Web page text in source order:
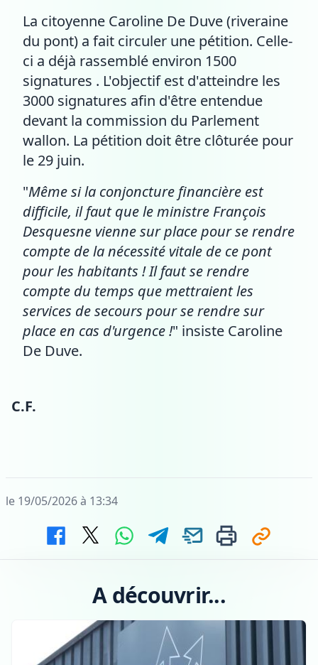
La citoyenne Caroline De Duve (riveraine
du pont) a fait circuler une pétition. Celle-
ci a déjà rassemblé environ 1500
signatures . L'objectif est d'atteindre les
3000 signatures afin d'être entendue
devant la commission du Parlement
wallon. La pétition doit être clôturée pour
le 29 juin.
"Même si la conjoncture financière est
difficile, il faut que le ministre François
Desquesne vienne sur place pour se rendre
compte de la nécessité vitale de ce pont
pour les habitants ! Il faut se rendre
compte du temps que mettraient les
services de secours pour se rendre sur
place en cas d'urgence !" insiste Caroline
De Duve.
C.F.
le 19/05/2026 à 13:34
A découvrir...